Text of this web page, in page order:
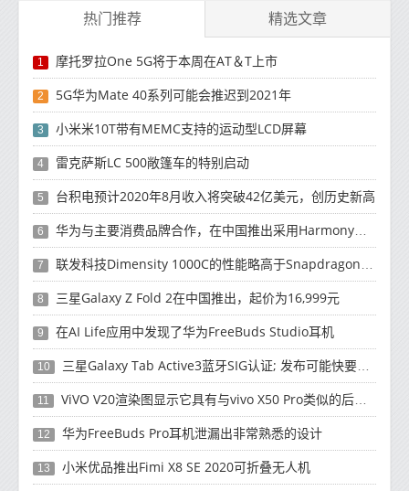
热门推荐 精选文章
1 摩托罗拉One 5G将于本周在AT＆T上市
2 5G华为Mate 40系列可能会推迟到2021年
3 小米米10T带有MEMC支持的运动型LCD屏幕
4 雷克萨斯LC 500敞篷车的特别启动
5 台积电预计2020年8月收入将突破42亿美元，创历史新高
6 华为与主要消费品牌合作，在中国推出采用HarmonyOS 2.0的智能家居产品
7 联发科技Dimensity 1000C的性能略高于Snapdragon 765G
8 三星Galaxy Z Fold 2在中国推出，起价为16,999元
9 在AI Life应用中发现了华为FreeBuds Studio耳机
10 三星Galaxy Tab Active3蓝牙SIG认证; 发布可能快要结束了
11 ViVO V20渲染图显示它具有与vivo X50 Pro类似的后部设计
12 华为FreeBuds Pro耳机泄漏出非常熟悉的设计
13 小米优品推出Fimi X8 SE 2020可折叠无人机